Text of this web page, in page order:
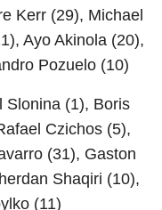
Kerr (29), Michael
Ayo Akinola (20),
Pozuelo (10)
Slonina (1), Boris
Czichos (5),
(31), Gaston
Shaqiri (10),
(11)